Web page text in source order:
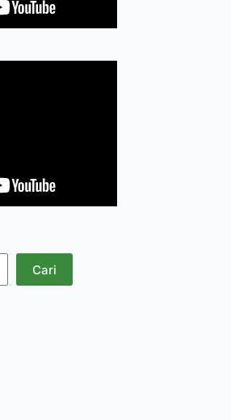
Cari